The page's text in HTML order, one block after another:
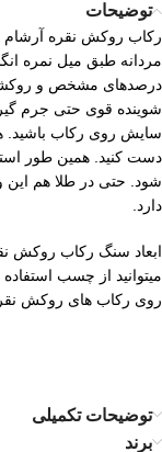
توضیحات
رکاب روکش نقره آرشام
مردانه طبق میل نمره
درصدهای مشخص و
شوینده قوی حتی جرم
سایش روی رکاب باشید.
دست کنید. همین طور
شود. حتی در طلا هم این
دارد.
روی رکاب های روکش
توضیحات تکمیلی
برند